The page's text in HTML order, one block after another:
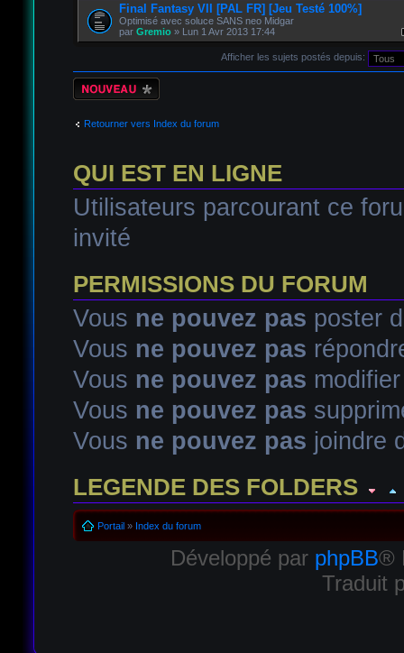
Final Fantasy VII [PAL FR] [Jeu Testé 100%]
Optimisé avec soluce SANS neo Midgar
par Gremio» Lun 1 Avr 2013 17:44
Afficher les sujets postés depuis:
Écrire un nouveau
sujet
Retourner vers Index du forum
QUI EST EN LIGNE
Utilisateurs parcourant ce
invité
PERMISSIONS DU FORUM
Vous ne pouvez pas poster
Vous ne pouvez pas
Vous ne pouvez pas
Vous ne pouvez pas
Vous ne pouvez pas joindre
LEGENDE DES FOLDERS
Sujet lu fermé Sujet lu fermé dans
Sujet
Portail» Index du forum
Développé par phpBB®
Traduit